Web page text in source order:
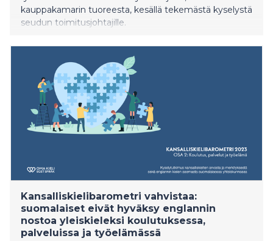
kauppakamarin tuoreesta, kesällä tekemästä kyselystä
seudun toimitusjohtajille.
Kansalliskielibarometri vahvistaa:
suomalaiset eivät hyväksy englannin
nostoa yleiskieleksi koulutuksessa,
palveluissa ja työelämässä